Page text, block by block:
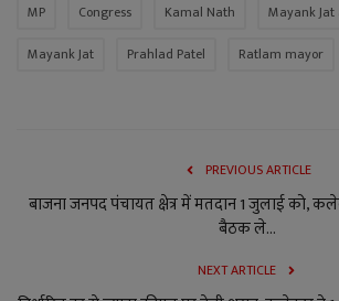
MP Congress Kamal Nath
Mayank
Mayank Jat
Prahlad Patel Ratlam mayor
PREVIOUS ARTICLE
बाजना जनपद पंचायत क्षेत्र में मतदान 1 जुलाई को,
बैठक ले...
NEXT ARTICLE